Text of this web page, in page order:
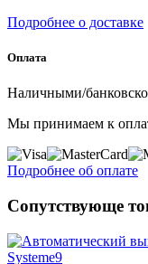
Подробнее о доставке
Оплата
Наличными/
Мы принимаем к
Подробнее об оплате
Сопутствующе